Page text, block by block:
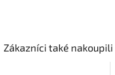
Zákazníci také nakoupili